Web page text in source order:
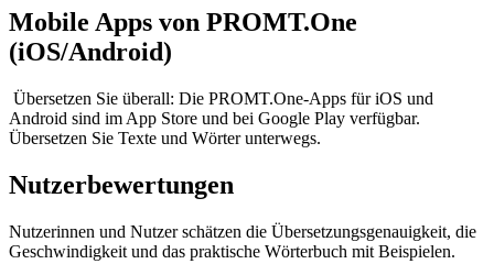
Mobile Apps von PROMT.One
(iOS/Android)
Übersetzen Sie überall: Die PROMT.One-Apps für iOS und
Android sind im App Store und bei Google Play verfügbar.
Übersetzen Sie Texte und Wörter unterwegs.
Nutzerbewertungen
Nutzerinnen und Nutzer schätzen die Übersetzungsgenauigkeit, die
Geschwindigkeit und das praktische Wörterbuch mit Beispielen.